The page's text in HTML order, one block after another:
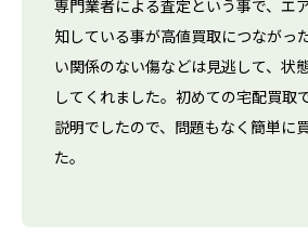
専門業者による査定という事で、エ
知している事が高値買取につながっ
い関係のない傷などは見逃して、状
してくれました。初めての宅配買取
説明でしたので、問題もなく簡単に
た。